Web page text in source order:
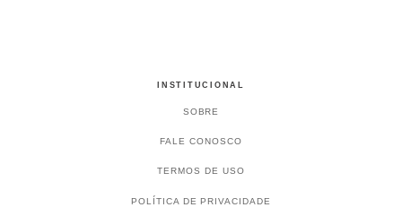
INSTITUCIONAL
SOBRE
FALE CONOSCO
TERMOS DE USO
POLÍTICA DE PRIVACIDADE